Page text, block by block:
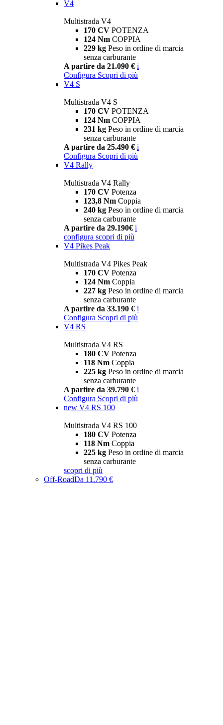
V4
Multistrada V4
170 CV POTENZA
124 Nm COPPIA
229 kg Peso in ordine di marcia
senza carburante
A partire da 21.090 € i
Configura Scopri di più
V4 S
Multistrada V4 S
170 CV POTENZA
124 Nm COPPIA
231 kg Peso in ordine di marcia
senza carburante
A partire da 25.490 € i
Configura Scopri di più
V4 Rally
Multistrada V4 Rally
170 CV Potenza
123,8 Nm Coppia
240 kg Peso in ordine di marcia
senza carburante
A partire da 29.190€ i
configura scopri di più
V4 Pikes Peak
Multistrada V4 Pikes Peak
170 CV Potenza
124 Nm Coppia
227 kg Peso in ordine di marcia
senza carburante
A partire da 33.190 € i
Configura Scopri di più
V4 RS
Multistrada V4 RS
180 CV Potenza
118 Nm Coppia
225 kg Peso in ordine di marcia
senza carburante
A partire da 39.790 € i
Configura Scopri di più
new V4 RS 100
Multistrada V4 RS 100
180 CV Potenza
118 Nm Coppia
225 kg Peso in ordine di marcia
senza carburante
scopri di più
Off-RoadDa 11.790 €